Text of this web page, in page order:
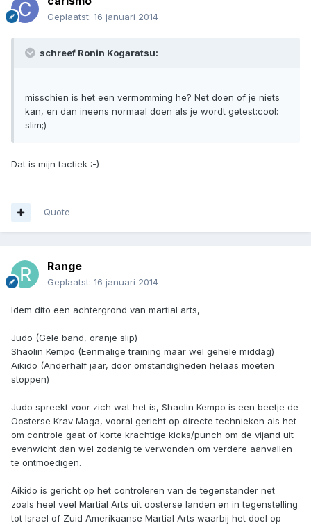
Geplaatst: 16 januari 2014
schreef Ronin Kogaratsu:
misschien is het een vermomming he? Net doen of je niets
kan, en dan ineens normaal doen als je wordt getest:cool:
slim;)
Dat is mijn tactiek :-)
Quote
Range
Geplaatst: 16 januari 2014
Idem dito een achtergrond van martial arts,
Judo (Gele band, oranje slip)
Shaolin Kempo (Eenmalige training maar wel gehele middag)
Aikido (Anderhalf jaar, door omstandigheden helaas moeten
stoppen)
Judo spreekt voor zich wat het is, Shaolin Kempo is een beetje de
Oosterse Krav Maga, vooral gericht op directe technieken als het
om controle gaat of korte krachtige kicks/punch om de vijand uit
evenwicht dan wel zodanig te verwonden om verdere aanvallen
te ontmoedigen.
Aikido is gericht op het controleren van de tegenstander net
zoals heel veel Martial Arts uit oosterse landen en in tegenstelling
tot Israel of Zuid Amerikaanse Martial Arts waarbij het doel op